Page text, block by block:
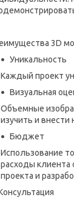
3D
Уникальность
Каждый проект
Визуальная
Объемные
изучить и
Бюджет
Использование
расходы клиента
проекта и